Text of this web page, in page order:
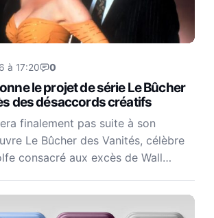
à 17:20 0
le projet de série Le Bûcher
des désaccords créatifs
finalement pas suite à son
Le Bûcher des Vanités, célèbre
consacré aux excès de Wall…